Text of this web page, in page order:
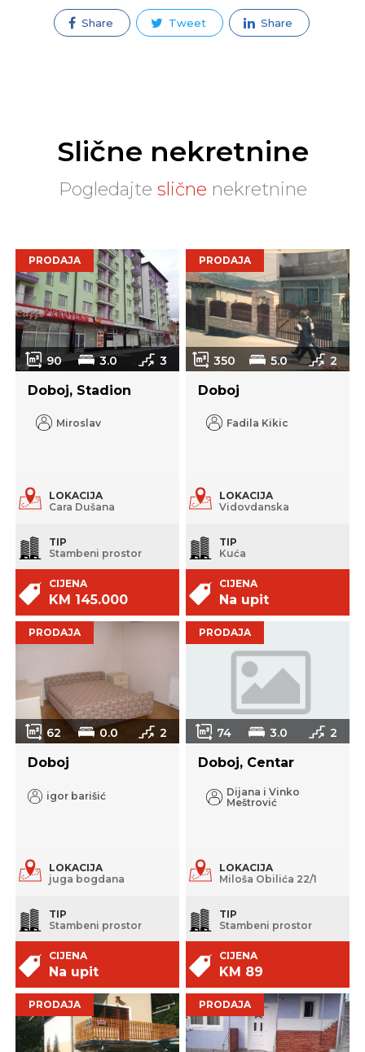
Share Tweet Share
Slične nekretnine
Pogledajte slične nekretnine
PRODAJA
90 3.0 3
Doboj, Stadion
Miroslav
LOKACIJA
Cara Dušana
TIP
Stambeni prostor
CIJENA
KM 145.000
PRODAJA
350 5.0 2
Doboj
Fadila Kikic
LOKACIJA
Vidovdanska
TIP
Kuća
CIJENA
Na upit
PRODAJA
62 0.0 2
Doboj
igor barišić
LOKACIJA
juga bogdana
TIP
Stambeni prostor
CIJENA
Na upit
PRODAJA
74 3.0 2
Doboj, Centar
Dijana i Vinko
Meštrović
LOKACIJA
Miloša Obilića 22/1
TIP
Stambeni prostor
CIJENA
KM 89
PRODAJA PRODAJA